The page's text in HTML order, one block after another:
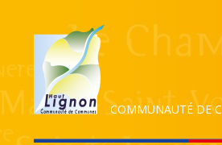
COMMUNAUTÉ DE